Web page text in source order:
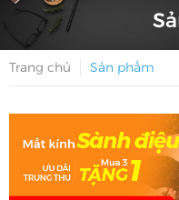
Trang chủ Sản phẩm